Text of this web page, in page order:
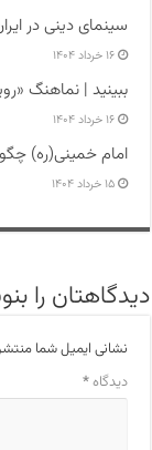
سینمای دینی در
۱۶ خرداد ۱۴۰۴
ببینید | نماهنگ
۱۶ خرداد ۱۴۰۴
امام خمینی(ره)
۱۵ خرداد ۱۴۰۴
دیدگاهتان را
نشانی ایمیل شما
دیدگاه*